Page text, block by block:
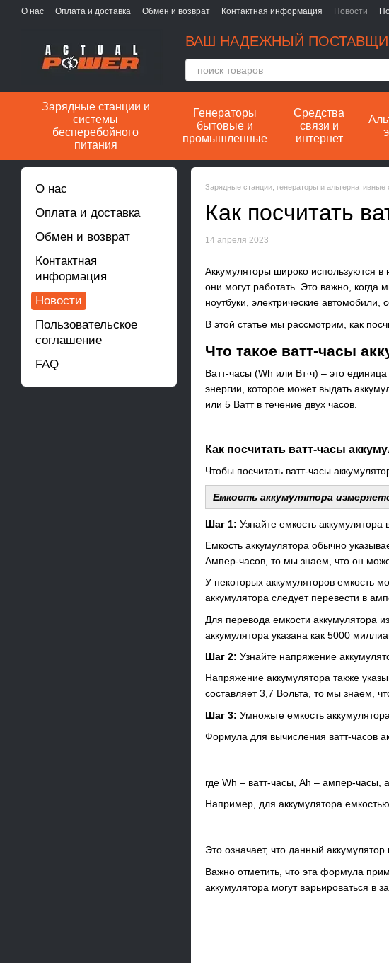
Перейти к основному контенту
О нас Оплата и доставка Обмен и возврат Контактная информация Новости
ВАШ НАДЕЖНЫЙ
Зарядные станции и
системы
бесперебойного
питания
Генераторы
бытовые и
промышленные
Средства
связи и
интернет
Зарядные станции, генераторы и альтернативные
Как посчитать
14 апреля 2023
Аккумуляторы широко используются в
они могут работать. Это важно, когда
ноутбуки, электрические автомобили,
В этой статье мы рассмотрим, как
Что такое ватт-часы
Ватт-часы (Wh или Вт·ч) – это
энергии, которое может выдать
или 5 Ватт в течение двух часов.
Как посчитать ватт-часы
Чтобы посчитать ватт-часы
Емкость аккумулятора
Шаг 1: Узнайте емкость аккумулятора
Емкость аккумулятора обычно
Ампер-часов, то мы знаем, что он
У некоторых аккумуляторов емкость
аккумулятора следует перевести в
Для перевода емкости аккумулятора
аккумулятора указана как 5000
Шаг 2: Узнайте напряжение
Напряжение аккумулятора также
составляет 3,7 Вольта, то мы знаем,
Шаг 3: Умножьте емкость
Формула для вычисления ватт-часов
где Wh – ватт-часы, Ah – ампер-часы,
Например, для аккумулятора
Это означает, что данный
Важно отметить, что эта формула
аккумулятора могут варьироваться в
О нас
Оплата и доставка
Обмен и возврат
Контактная
информация
Новости
Пользовательское
соглашение
FAQ